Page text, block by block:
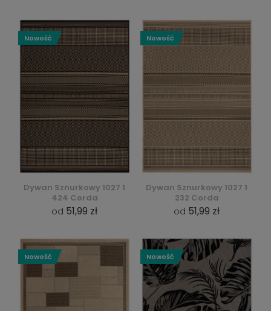
Dywan Sznurkowy 1027 1
424 Corda
od 51,99 zł
Nowość
Dywan Sznurkowy 1027 1
232 Corda
od 51,99 zł
Nowość
Nowość Nowość